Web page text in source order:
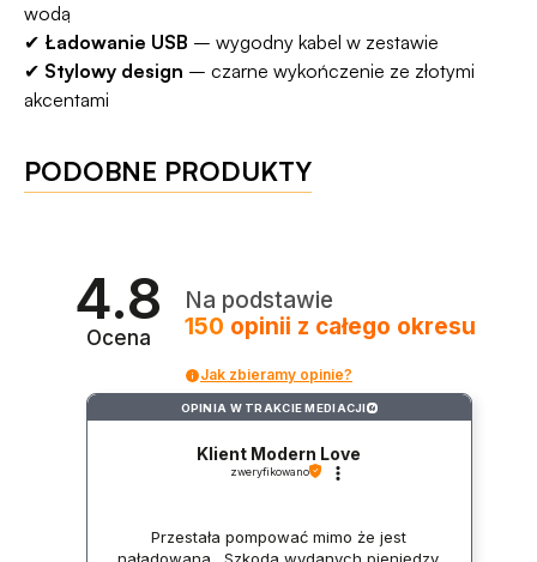
wodą
✔ Ładowanie USB – wygodny kabel w zestawie
✔ Stylowy design – czarne wykończenie ze złotymi
akcentami
PODOBNE PRODUKTY
4.8
Ocena
Na podstawie
150 opinii z całego okresu
Jak zbieramy opinie?
OPINIA W TRAKCIE MEDIACJI ?
Klient Modern Love
zweryfikowano
Przestała pompować mimo że jest